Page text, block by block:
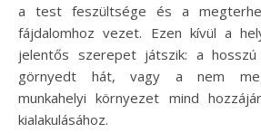
a test feszültsége és a
fájdalomhoz vezet. Ezen kívül a
jelentős szerepet játszik: a
görnyedt hát, vagy a nem
munkahelyi környezet mind
kialakulásához.